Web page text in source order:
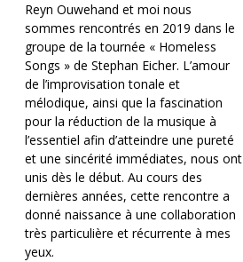
Reyn Ouwehand et moi nous
sommes rencontrés en 2019 dans le
groupe de la tournée « Homeless
Songs » de Stephan Eicher. L’amour
de l’improvisation tonale et
mélodique, ainsi que la fascination
pour la réduction de la musique à
l’essentiel afin d’atteindre une pureté
et une sincérité immédiates, nous ont
unis dès le début. Au cours des
dernières années, cette rencontre a
donné naissance à une collaboration
très particulière et récurrente à mes
yeux.